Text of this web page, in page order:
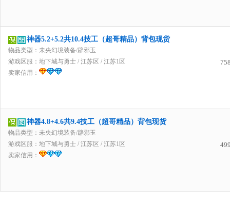
神器5.2+5.2共10.4技工（超哥精品）背包现货
物品类型：未央幻境装备/辟邪玉
游戏区服： 地下城与勇士 / 江苏区 / 江苏1区
卖家信用：
神器4.8+4.6共9.4技工（超哥精品）背包现货
物品类型：未央幻境装备/辟邪玉
游戏区服： 地下城与勇士 / 江苏区 / 江苏1区
卖家信用：